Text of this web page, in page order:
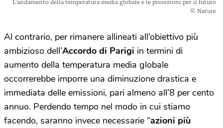
L’andamento della temperatura media globale e le proiezioni per il futuro
© Nature
Al contrario, per rimanere allineati all’obiettivo più
ambizioso dell’Accordo di Parigi in termini di
aumento della temperatura media globale
occorrerebbe imporre una diminuzione drastica e
immediata delle emissioni, pari almeno all’8 per cento
annuo. Perdendo tempo nel modo in cui stiamo
facendo, saranno invece necessarie “azioni più